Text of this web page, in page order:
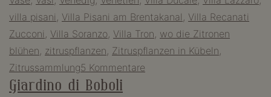
villa pisani , Villa Pisani am Brentakanal , Villa Recanati
Zucconi , Villa Soranzo, Villa Tron, wo die Zitronen
blühen, zitruspflanzen, Zitruspflanzen in Kübeln,
Zitrussammlung5 Kommentare
Giardino di Boboli